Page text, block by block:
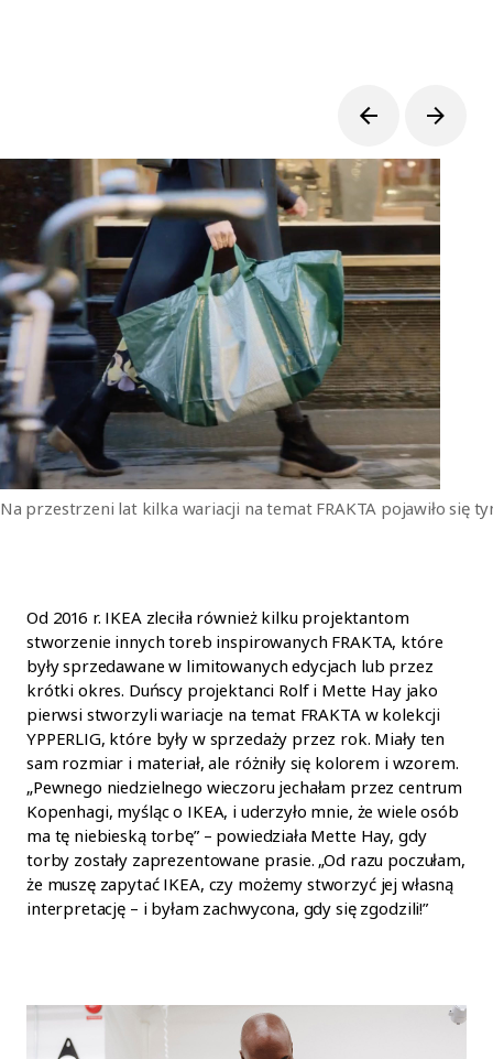
Na przestrzeni lat kilka wariacji na temat FRAKTA pojawiło się
Od 2016 r. IKEA zleciła również kilku projektantom
stworzenie innych toreb inspirowanych FRAKTA, które
były sprzedawane w limitowanych edycjach lub przez
krótki okres. Duńscy projektanci Rolf i Mette Hay jako
pierwsi stworzyli wariacje na temat FRAKTA w kolekcji
YPPERLIG, które były w sprzedaży przez rok. Miały ten
sam rozmiar i materiał, ale różniły się kolorem i wzorem.
„Pewnego niedzielnego wieczoru jechałam przez centrum
Kopenhagi, myśląc o IKEA, i uderzyło mnie, że wiele osób
ma tę niebieską torbę” – powiedziała Mette Hay, gdy
torby zostały zaprezentowane prasie. „Od razu poczułam,
że muszę zapytać IKEA, czy możemy stworzyć jej własną
interpretację – i byłam zachwycona, gdy się zgodzili!”